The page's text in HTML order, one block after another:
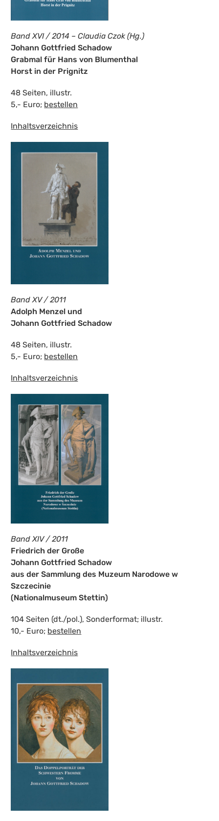
Band XVI / 2014 – Claudia Czok (Hg.)
Johann Gottfried Schadow
Grabmal für Hans von Blumenthal
Horst in der Prignitz
48 Seiten, illustr.
5,- Euro; bestellen
Inhaltsverzeichnis
Band XV / 2011
Adolph Menzel und
Johann Gottfried Schadow
48 Seiten, illustr.
5,- Euro; bestellen
Inhaltsverzeichnis
Band XIV / 2011
Friedrich der Große
Johann Gottfried Schadow
aus der Sammlung des Muzeum Narodowe w
Szczecinie
(Nationalmuseum Stettin)
104 Seiten (dt./pol.), Sonderformat; illustr.
10,- Euro; bestellen
Inhaltsverzeichnis